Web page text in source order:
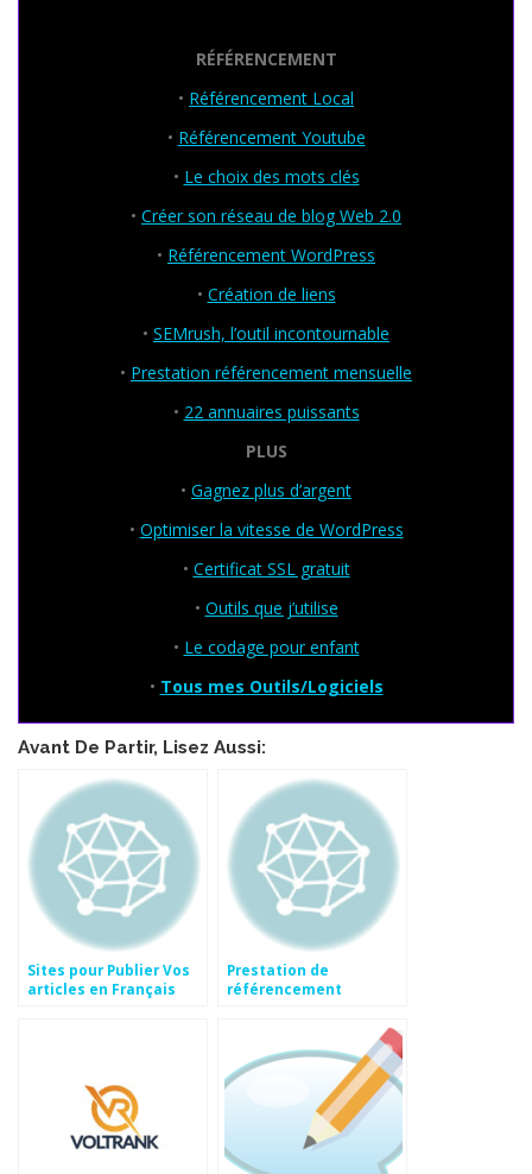
RÉFÉRENCEMENT
• Référencement Local
• Référencement Youtube
• Le choix des mots clés
• Créer son réseau de blog Web 2.0
• Référencement WordPress
• Création de liens
• SEMrush, l’outil incontournable
• Prestation référencement mensuelle
• 22 annuaires puissants
PLUS
• Gagnez plus d’argent
• Optimiser la vitesse de WordPress
• Certificat SSL gratuit
• Outils que j’utilise
• Le codage pour enfant
• Tous mes Outils/Logiciels
Avant De Partir, Lisez Aussi:
Sites pour Publier Vos
articles en Français
Prestation de
référencement